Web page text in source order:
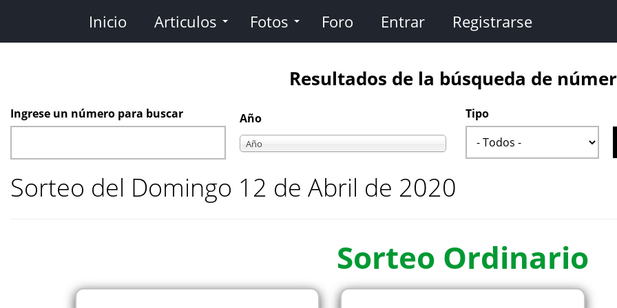
contenido
Inicio Articulos Fotos Foro Entrar Registrarse
Resultados de la búsqueda de
Ingrese un número para buscar
Año
Año
Año
Tipo
Sorteo del Domingo 12 de Abril de 2020
Sorteo Ordinario